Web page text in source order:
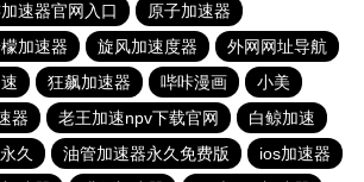
速器官网入口
原子加速器
加速器 旋风加速度器
外网网址导航
狂飙加速器 哔咔漫画
小美
器 老王加速npv下载官网
白鲸加速
久
油管加速器永久免费版
ios加速器